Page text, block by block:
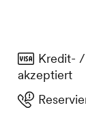
Kredit-
akzeptiert